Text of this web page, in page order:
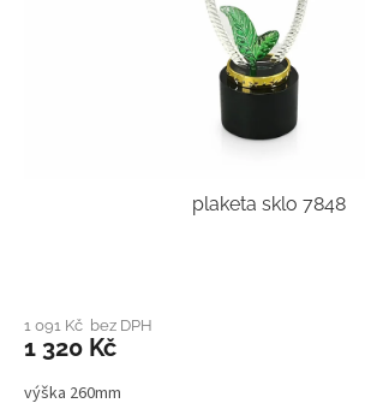
plaketa sklo 7848
1 091 Kč bez DPH
1 320 Kč
výška 260mm